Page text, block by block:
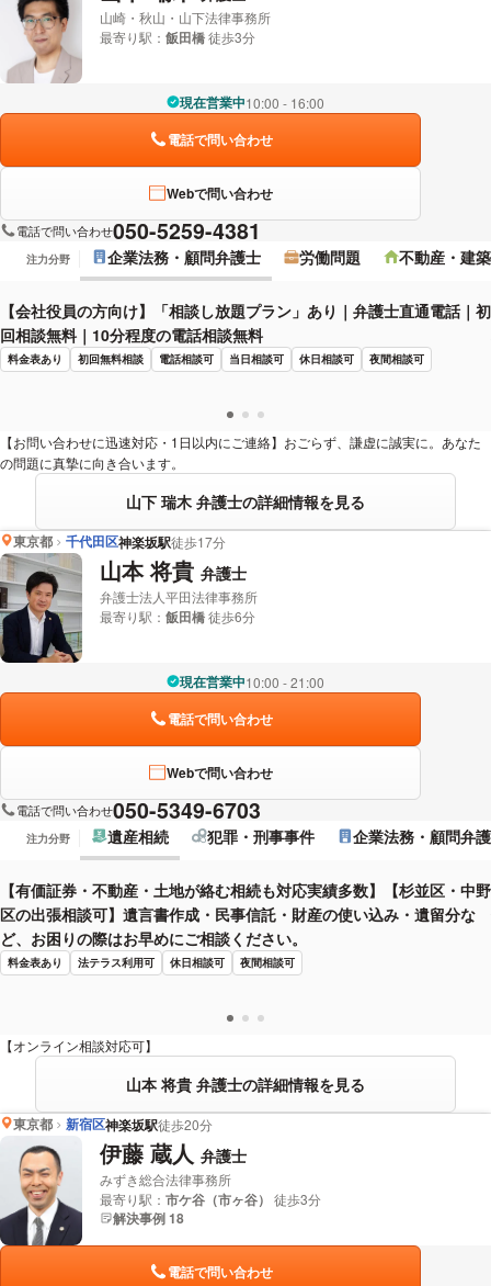
山崎・秋山・山下法律事務所
最寄り駅： 飯田橋徒歩3分
現在営業中10:00 - 16:00
電話で問い合わせ
Webで問い合わせ
電話で問い合わせ050-5259-4381
注力分野 企業法務・顧問弁護士 労働問題 不動産・建築
【会社役員の方向け】「相談し放題プラン」あり｜弁護士直通電話｜初
回相談無料｜10分程度の電話相談無料
料金表あり 初回無料相談 電話相談可 当日相談可 休日相談可 夜間相談可
【お問い合わせに迅速対応・1日以内にご連絡】おごらず、謙虚に誠実に。あなた
の問題に真摯に向き合います。
山下 瑞木 弁護士の詳細情報を見る
東京都 千代田区神楽坂駅徒歩17分
山本 将貴 弁護士
弁護士法人平田法律事務所
最寄り駅： 飯田橋徒歩6分
現在営業中10:00 - 21:00
電話で問い合わせ
Webで問い合わせ
電話で問い合わせ050-5349-6703
注力分野 遺産相続 犯罪・刑事事件 企業法務・顧問弁
【有価証券・不動産・土地が絡む相続も対応実績多数】【杉並区・中野
区の出張相談可】遺言書作成・民事信託・財産の使い込み・遺留分な
ど、お困りの際はお早めにご相談ください。
料金表あり 法テラス利用可 休日相談可 夜間相談可
【オンライン相談対応可】
山本 将貴 弁護士の詳細情報を見る
東京都 新宿区神楽坂駅徒歩20分
伊藤 蔵人 弁護士
みずき総合法律事務所
最寄り駅： 市ケ谷（市ヶ谷） 徒歩3分
解決事例 18
電話で問い合わせ